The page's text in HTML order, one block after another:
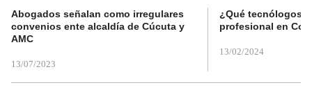
Abogados señalan como irregulares
convenios ente alcaldía de Cúcuta y
AMC
13/07/2023
¿Qué tecnólogos
profesional en
13/02/2024